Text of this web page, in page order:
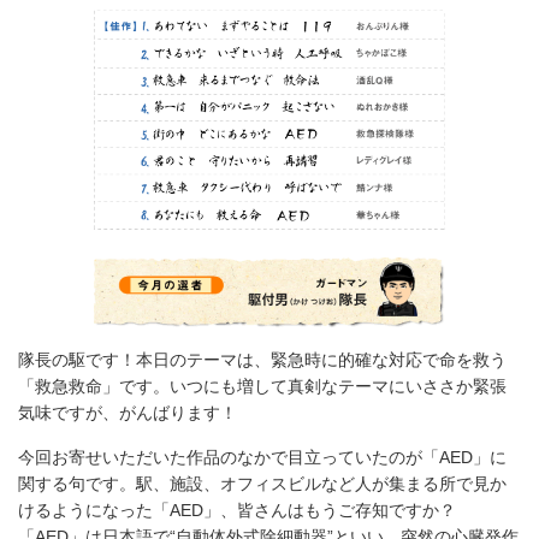
隊長の駆です！本日のテーマは、緊急時に的確な対応で命を救う
「救急救命」です。いつにも増して真剣なテーマにいささか緊張
気味ですが、がんばります！
今回お寄せいただいた作品のなかで目立っていたのが「AED」に
関する句です。駅、施設、オフィスビルなど人が集まる所で見か
けるようになった「AED」、皆さんはもうご存知ですか？